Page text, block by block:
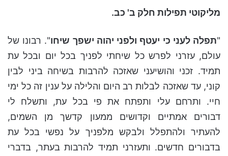
מליקוטי תפילות חלק ב' כב.
"תפלה לעני כי יעטף ולפני יהוה ישפך שיחו". רבונו של
עולם, עזרני לפרש כל שיחתי לפניך בכל יום ובכל עת
תמיד. זכני והושיעני שאזכה להרבות בשיחה ביני לבין
קוני, עד שאזכה לבלות רב היום והלילה על ענין זה כל ימי
חיי. ותרחם עלי ותפתח את פי בכל עת, ותשלח לי
דבורים אמתיים וקדושים ממעון קדשך מן השמים,
להעתיר ולהתפלל ולבקש מלפניך על נפשי בכל עת
בדבורים חדשים. ותעזרני תמיד להרבות בעתר, בדברי